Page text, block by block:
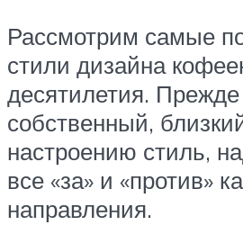
Рассмотрим самые
стили дизайна
десятилетия.
собственный,
настроению стиль,
все «за» и «против»
направления.